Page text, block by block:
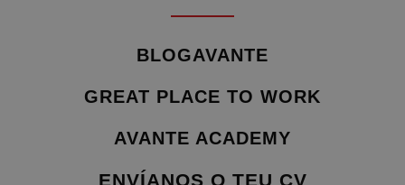
BLOGAVANTE
GREAT PLACE TO WORK
AVANTE ACADEMY
ENVÍANOS O TEU CV